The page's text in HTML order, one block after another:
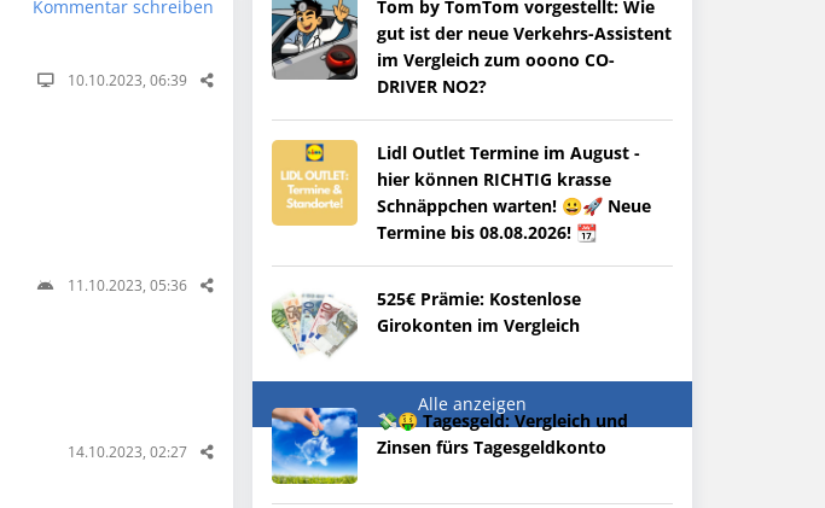
Kommentar schreiben
10.10.2023, 06:39
11.10.2023, 05:36
14.10.2023, 02:27
Tom by TomTom vorgestellt: Wie
gut ist der neue Verkehrs-Assistent
im Vergleich zum ooono CO-
DRIVER NO2?
Lidl Outlet Termine im August -
hier können RICHTIG krasse
Schnäppchen warten! 😀🚀 Neue
Termine bis 08.08.2026! 📆
525€ Prämie: Kostenlose
Girokonten im Vergleich
Alle anzeigen
💸🤑 Tagesgeld: Vergleich und
Zinsen fürs Tagesgeldkonto